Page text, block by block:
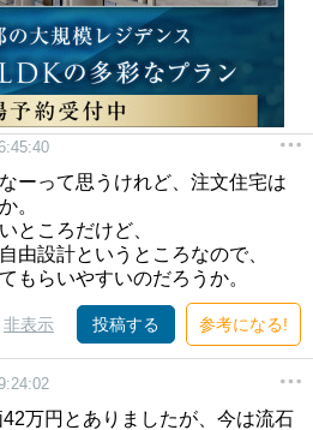
ーって思うけれど、注文住宅は
。
ところだけど、
由設計というところなので、
もらいやすいのだろうか。
非表示 投稿する 参考になる!
万円とありましたが、今は流石